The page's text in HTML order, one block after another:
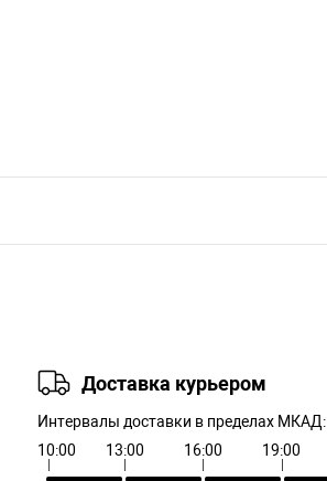
Доставка курьером
Интервалы доставки в пределах МКАД:
10:00
13:00 16:00 19:00